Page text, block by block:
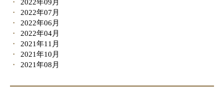
2022年09月
2022年07月
2022年06月
2022年04月
2021年11月
2021年10月
2021年08月